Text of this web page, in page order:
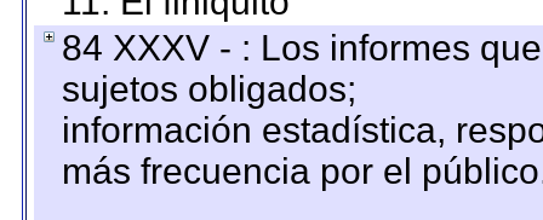
84 XXXV - : Los informes
sujetos obligados;
información estadística,
más frecuencia por el